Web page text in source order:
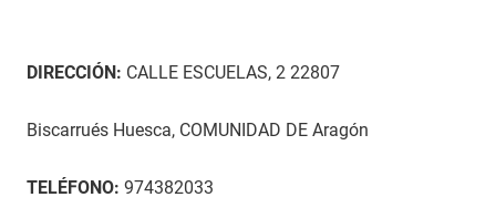
DIRECCIÓN: CALLE ESCUELAS, 2 22807
Biscarrués Huesca, COMUNIDAD DE Aragón
TELÉFONO: 974382033